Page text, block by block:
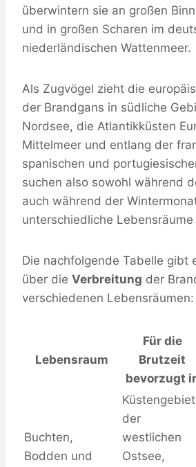
überwintern sie an großen
und in großen Scharen im
niederländischen Wattenmeer.
Als Zugvögel zieht die
der Brandgans in südliche
Nordsee, die Atlantikküsten
Mittelmeer und entlang der
spanischen und
suchen also sowohl während
auch während der
unterschiedliche Lebensräume
Die nachfolgende Tabelle gibt
über die Verbreitung der
verschiedenen Lebensräumen:
Lebensraum
Für die
Brutzeit
bevorzugt
Buchten,
Bodden und
der
westlichen
Ostsee,